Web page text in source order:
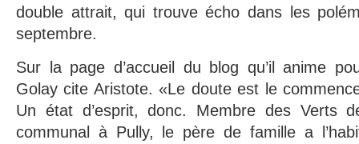
double attrait, qui trouve écho dans les
septembre.
Sur la page d’accueil du blog qu’il anime
Golay cite Aristote. «Le doute est le
Un état d’esprit, donc. Membre des Verts
communal à Pully, le père de famille a